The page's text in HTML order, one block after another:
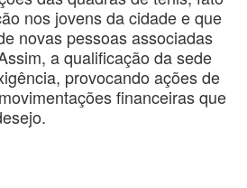
nos jovens da cidade e que
novas pessoas associadas
a qualificação da sede
provocando ações de
financeiras que